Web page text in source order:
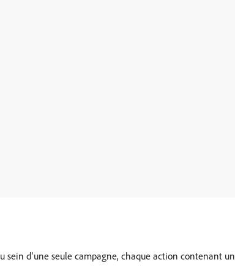
sein d’une seule campagne, chaque action contenant un